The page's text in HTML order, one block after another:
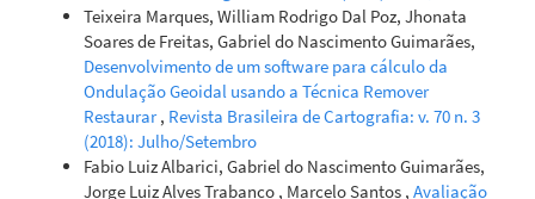
Teixeira Marques, William Rodrigo Dal Poz, Jhonata
Soares de Freitas, Gabriel do Nascimento Guimarães,
Desenvolvimento de um software para cálculo da
Ondulação Geoidal usando a Técnica Remover
Restaurar, Revista Brasileira de Cartografia: v. 70 n. 3
(2018): Julho/Setembro
Fabio Luiz Albarici, Gabriel do Nascimento Guimarães,
Jorge Luiz Alves Trabanco , Marcelo Santos , Avaliação